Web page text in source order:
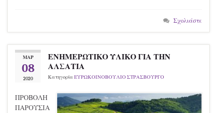
Σχολιάστε
ΜΑΡ
08
2020
ΕΝΗΜΕΡΩΤΙΚΟ ΥΛΙΚΟ ΓΙΑ ΤΗΝ
ΑΛΣΑΤΙΑ
Κατηγορία ΕΥΡΩΚΟΙΝΟΒΟΥΛΙΟ ΣΤΡΑΣΒΟΥΡΓΟ
ΠΡΟΒΟΛΗ
ΠΑΡΟΥΣΙΑ